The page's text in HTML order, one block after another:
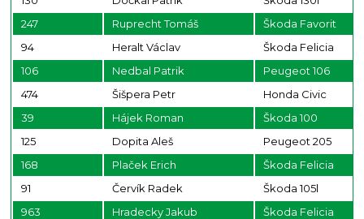
247
Ruprecht Tomáš
Škoda Favorit
94
Heralt Václav
Škoda Felicia
106
Nedbal Patrik
Peugeot 106
474
Šišpera Petr
Honda Civic
39
Hájek Roman
Škoda 100
125
Dopita Aleš
Peugeot 205
168
Plaček Erich
Škoda Felicia
91
Červík Radek
Škoda 105l
963
Hradecky Jakub
Škoda Felicia